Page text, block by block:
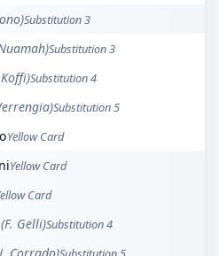
Substitution 3
Substitution 3
Substitution 4
Substitution 5
Yellow Card
Yellow Card
Card
(F. Gelli)Substitution 4